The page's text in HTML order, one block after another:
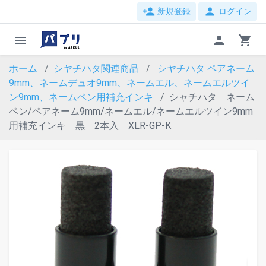
person_add 新規登録 person ログイン
menu person shopping_cart
ホーム シヤチハタ関連商品
シヤチハタ ペアネーム
9mm、ネームデュオ9mm、ネームエル、ネームエルツイ
ン9mm、ネームペン用補充インキ
シャチハタ ネーム
ペン/ペアネーム9mm/ネームエル/ネームエルツイン9mm
用補充インキ 黒 2本入 XLR-GP-K